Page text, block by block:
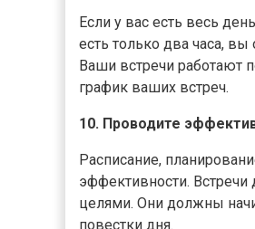
Если у вас есть весь
есть только два часа,
Ваши встречи работают
график ваших встреч.
10. Проводите
Расписание,
эффективности.
целями. Они должны
повестки дня.